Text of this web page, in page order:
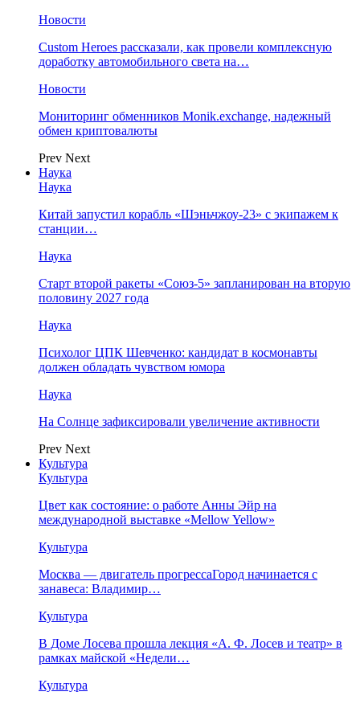
Новости
Custom Heroes рассказали, как провели комплексную
доработку автомобильного света на…
Новости
Мониторинг обменников Monik.exchange, надежный
обмен криптовалюты
Prev Next
Наука
Наука
Китай запустил корабль «Шэньчжоу-23» с экипажем к
станции…
Наука
Старт второй ракеты «Союз-5» запланирован на вторую
половину 2027 года
Наука
Психолог ЦПК Шевченко: кандидат в космонавты
должен обладать чувством юмора
Наука
На Солнце зафиксировали увеличение активности
Prev Next
Культура
Культура
Цвет как состояние: о работе Анны Эйр на
международной выставке «Mellow Yellow»
Культура
Москва — двигатель прогрессаГород начинается с
занавеса: Владимир…
Культура
В Доме Лосева прошла лекция «А. Ф. Лосев и театр» в
рамках майской «Недели…
Культура